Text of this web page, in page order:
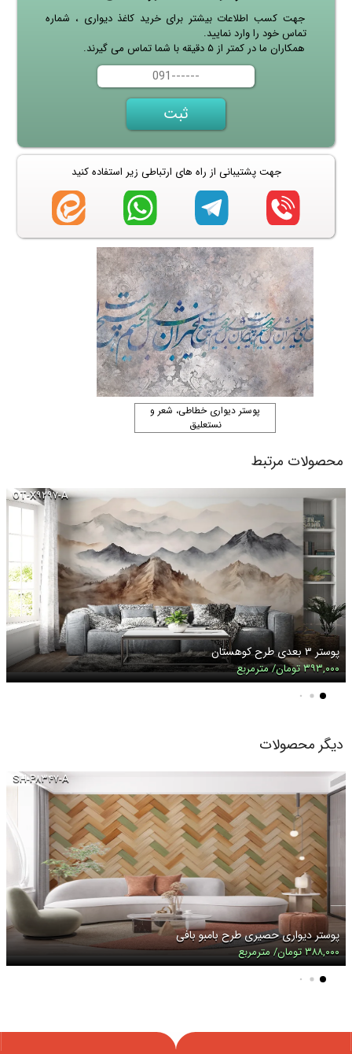
جهت کسب اطلاعات بیشتر برای خرید کاغذ دیواری ، شماره
تماس خود را وارد نمایید.
همکاران ما در کمتر از ۵ دقیقه با شما تماس می گیرند.
جهت پشتیبانی از راه های ارتباطی زیر استفاده کنید
پوستر دیواری خطاطی، شعر و
نستعلیق
محصولات مرتبط
OT-X۹۲۹۷-A
پوستر ۳ بعدی طرح کوهستان
۳۹۳,۰۰۰ تومان/ مترمربع
دیگر محصولات
SH-P۸۳۴۷-A
پوستر دیواری حصیری طرح بامبو بافی
۳۸۸,۰۰۰ تومان/ مترمربع